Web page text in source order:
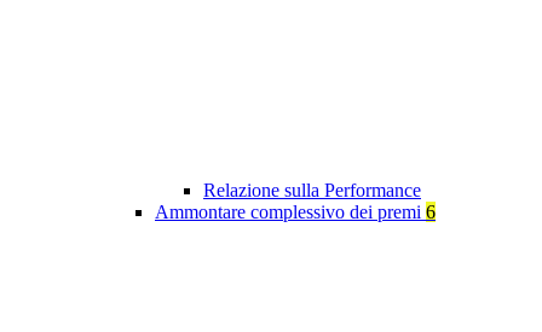
Relazione sulla Performance
Ammontare complessivo dei premi 6